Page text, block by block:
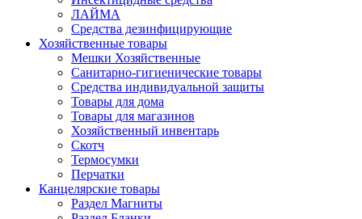
ЛАЙМА
Средства дезинфицирующие
Хозяйственные товары
Мешки Хозяйственные
Санитарно-гигиенические товары
Средства индивидуальной защиты
Товары для дома
Товары для магазинов
Хозяйственный инвентарь
Скотч
Термосумки
Перчатки
Канцелярские товары
Раздел Магниты